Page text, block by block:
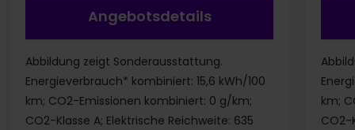
Angebotsdetails
Abbildung zeigt Sonderausstattung.
Energieverbrauch* kombiniert: 15,6 kWh/100
km; CO2-Emissionen kombiniert: 0 g/km;
CO2-Klasse A; Elektrische Reichweite: 635
km;
CO2-